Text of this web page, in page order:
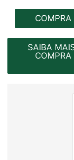
COMPRA
SAIBA
COMPRA